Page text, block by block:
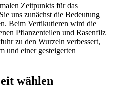
Zeitpunkts für das
uns zunächst die Bedeutung
Beim Vertikutieren wird die
Pflanzenteilen und Rasenfilz
zu den Wurzeln verbessert,
und einer gesteigerten
wählen